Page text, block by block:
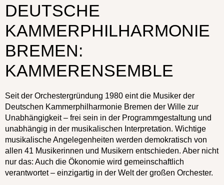
DEUTSCHE
KAMMERPHILHARMONIE
BREMEN:
KAMMERENSEMBLE
Seit der Orchestergründung 1980 eint die Musiker der
Deutschen Kammer­philharmonie Bremen der Wille zur
Unabhängigkeit – frei sein in der Programmgestaltung und
unabhängig in der musikalischen Interpretation. Wichtige
musikalische Angelegenheiten werden demokratisch von
allen 41 Musikerinnen und Musikern entschieden. Aber nicht
nur das: Auch die Ökonomie wird gemeinschaftlich
verantwortet – einzigartig in der Welt der großen Orchester.